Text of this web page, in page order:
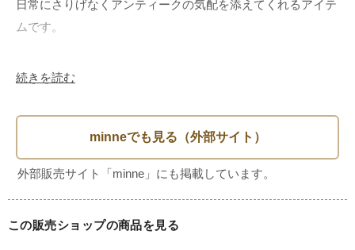
日常にさりげなくアンティークの気配を添えてくれるアイテ
ムです。
【SＩZＥ】
Φ:約7.0cm
Φ:約5.0cm(内寸)
-装飾長さ-
約12.5cm
多少の誤差はご了承ください。
続きを読む
この販売ショップの商品を見る